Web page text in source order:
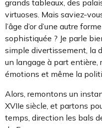
grands tableaux, des
virtuoses. Mais saviez-
l’âge d’or d’une autre
sophistiquée ? Je parle
simple divertissement, la
un langage à part entière,
émotions et même la
Alors, remontons un
XVIIe siècle, et partons
temps, direction les bals